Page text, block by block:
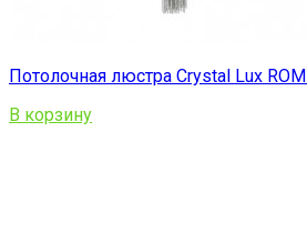
Потолочная люстра Crystal Lux
В корзину